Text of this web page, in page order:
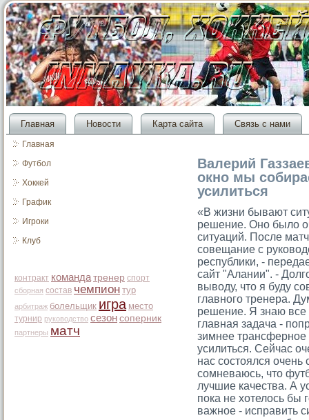
Главная Новости Карта сайта Связь с нами
Главная
Футбол
Хоккей
График
Игроки
Клуб
контракт команда тренер спорт
сборная состав чемпион тур
арбитраж болельщик игра место
турнир руководство сезон соперник
партнеры матч
Валерий
окно мы
усилиться
«В жизни бывают
решение. Оно было
ситуаций. После
совещание с
республики, -
сайт "Алании". -
выводу, что я буду
главного тренера.
решение. Я знаю все
главная задача -
зимнее
усилиться. Сейчас
нас состоялся
сомневаюсь, что
лучшие качества. А
пока не хотелось бы
важное - исправить